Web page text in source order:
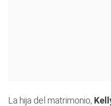
La hija del matrimonio,